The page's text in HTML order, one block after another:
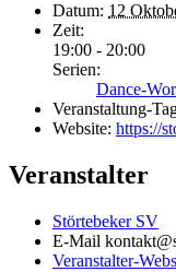
Datum: 12
Zeit:
19:00 - 20:00
Serien:
Dance-
Veranstaltung-
Website: https://
Veranstalter
Störtebeker SV
E-Mail
Veranstalter-